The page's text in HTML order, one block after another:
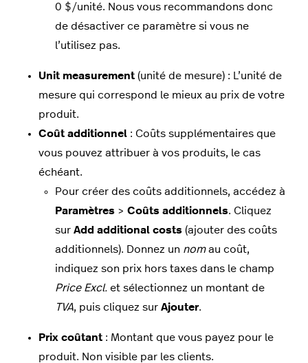
0 $/unité. Nous vous recommandons donc
de désactiver ce paramètre si vous ne
l’utilisez pas.
Unit measurement (unité de mesure) : L’unité de
mesure qui correspond le mieux au prix de votre
produit.
Coût additionnel : Coûts supplémentaires que
vous pouvez attribuer à vos produits, le cas
échéant.
Pour créer des coûts additionnels, accédez à
Paramètres > Coûts additionnels. Cliquez
sur Add additional costs (ajouter des coûts
additionnels). Donnez un nomau coût,
indiquez son prix hors taxes dans le champ
Price Excl. et sélectionnez un montant de
TVA, puis cliquez sur Ajouter.
Prix coûtant : Montant que vous payez pour le
produit. Non visible par les clients.